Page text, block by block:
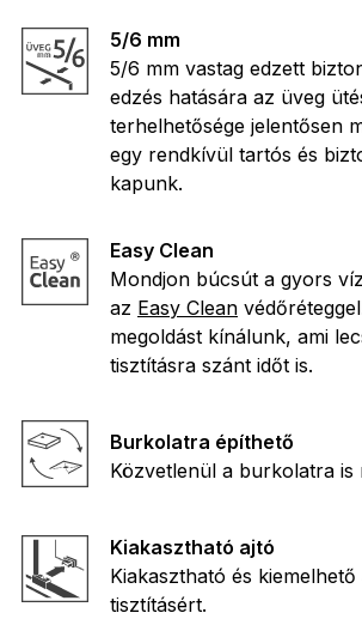
5/6 mm
5/6 mm vastag edzett
edzés hatására az üveg
terhelhetősége jelentősen
egy rendkívül tartós és
kapunk.
Easy Clean
Mondjon búcsút a gyors
az Easy Clean
megoldást kínálunk, ami
tisztításra szánt időt is.
Burkolatra építhető
Közvetlenül a burkolatra is
Kiakasztható ajtó
Kiakasztható és
tisztításért.